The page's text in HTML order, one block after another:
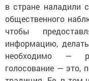
в стране наладили
общественного
чтобы
информацию,
необходимо —
голосование — это,